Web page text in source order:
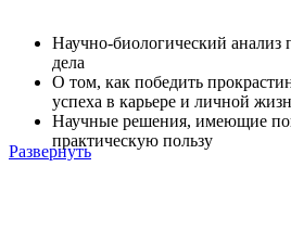
Научно-биологический анализ
дела
О том, как победить
успеха в карьере и личной
Научные решения, имеющие
практическую пользу
Развернуть